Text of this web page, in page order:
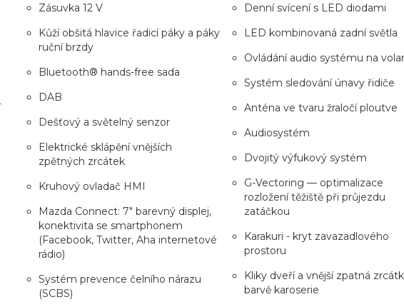
Zásuvka 12 V
Kůží obšitá hlavice řadicí páky a páky
ruční brzdy
Bluetooth® hands-free sada
DAB
Dešťový a světelný senzor
Elektrické sklápění vnějších
zpětných zrcátek
Kruhový ovladač HMI
Mazda Connect: 7" barevný displej,
konektivita se smartphonem
(Facebook, Twitter, Aha internetové
rádio)
Systém prevence čelního nárazu
(SCBS)
Denní svícení s LED diodami
LED kombinovaná zadní světla
Ovládání audio systému na
Systém sledování únavy řidiče
Anténa ve tvaru žraločí ploutve
Audiosystém
Dvojitý výfukový systém
G-Vectoring — optimalizace
rozložení těžiště při průjezdu
zatáčkou
Karakuri - kryt zavazadlového
prostoru
Kliky dveří a vnější zpatná
barvě karoserie